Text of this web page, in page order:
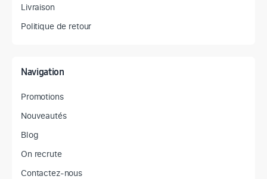
Livraison
Politique de retour
Navigation
Promotions
Nouveautés
Blog
On recrute
Contactez-nous